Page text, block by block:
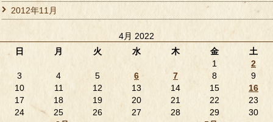
2012年11月
4月 2022
日
月 火 水 木 金 土
1
2
3
4 5 6 7 8
9
10
11 12 13 14 15
16
17
18 19 20 21 22
23
24
25 26 27 28 29 30